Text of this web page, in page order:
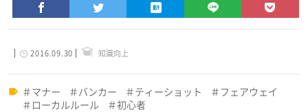
2016.09.30 知識向上
マナー バンカー ティーショット
フェアウェイ
ローカルルール
初心者